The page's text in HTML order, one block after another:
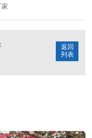
返回
列表